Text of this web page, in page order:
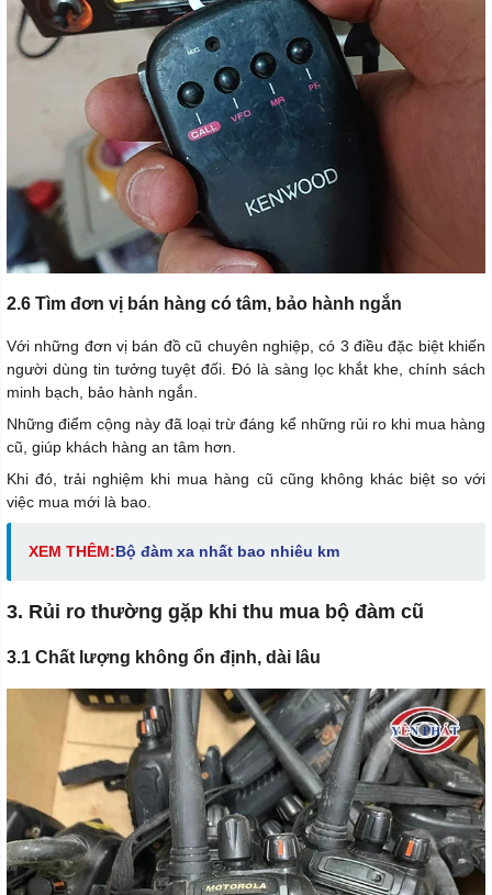
2.6 Tìm đơn vị bán hàng có tâm, bảo hành ngắn
Với những đơn vị bán đồ cũ chuyên nghiệp, có 3 điều đặc biệt khiến
người dùng tin tưởng tuyệt đối. Đó là sàng lọc khắt khe, chính sách
minh bạch, bảo hành ngắn.
Những điểm cộng này đã loại trừ đáng kể những rủi ro khi mua hàng
cũ, giúp khách hàng an tâm hơn.
Khi đó, trải nghiệm khi mua hàng cũ cũng không khác biệt so với
việc mua mới là bao.
XEM THÊM:Bộ đàm xa nhất bao nhiêu km
3. Rủi ro thường gặp khi thu mua bộ đàm cũ
3.1 Chất lượng không ổn định, dài lâu